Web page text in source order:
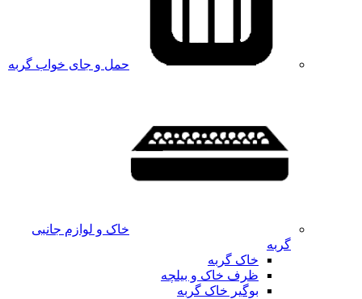
حمل و جای خواب گربه
خاک و لوازم جانبی
گربه
خاک گربه
ظرف خاک و بیلچه
بوگیر خاک گربه